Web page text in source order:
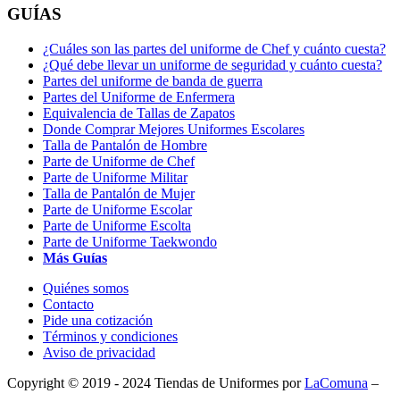
GUÍAS
¿Cuáles son las partes del uniforme de Chef y cuánto cuesta?
¿Qué debe llevar un uniforme de seguridad y cuánto cuesta?
Partes del uniforme de banda de guerra
Partes del Uniforme de Enfermera
Equivalencia de Tallas de Zapatos
Donde Comprar Mejores Uniformes Escolares
Talla de Pantalón de Hombre
Parte de Uniforme de Chef
Parte de Uniforme Militar
Talla de Pantalón de Mujer
Parte de Uniforme Escolar
Parte de Uniforme Escolta
Parte de Uniforme Taekwondo
Más Guías
Quiénes somos
Contacto
Pide una cotización
Términos y condiciones
Aviso de privacidad
Copyright © 2019 - 2024 Tiendas de Uniformes porLaComuna –